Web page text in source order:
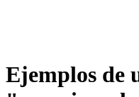
Ejemplos de